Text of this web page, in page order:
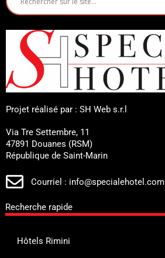
Projet réalisé par : SH Web s.r.l
Via Tre Settembre, 11
47891 Douanes (RSM)
République de Saint-Marin
Courriel : info@specialehotel.com
Recherche rapide
Hôtels Rimini